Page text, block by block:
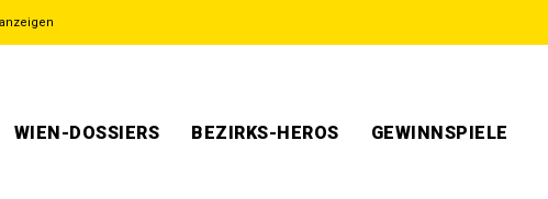
WIEN-DOSSIERS BEZIRKS-HEROS GEWINNSPIELE